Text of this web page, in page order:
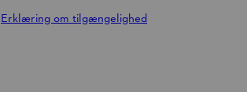
Erklæring om tilgængelighed